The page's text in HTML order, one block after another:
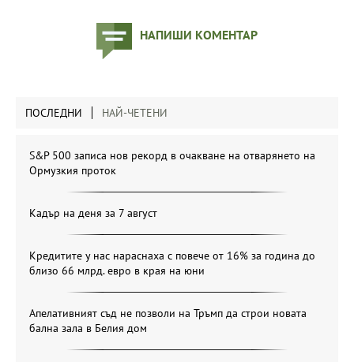
НАПИШИ КОМЕНТАР
ПОСЛЕДНИ НАЙ-ЧЕТЕНИ
S&P 500 записа нов рекорд в очакване на отварянето на
Ормузкия проток
Кадър на деня за 7 август
Кредитите у нас нараснаха с повече от 16% за година до
близо 66 млрд. евро в края на юни
Апелативният съд не позволи на Тръмп да строи новата
бална зала в Белия дом